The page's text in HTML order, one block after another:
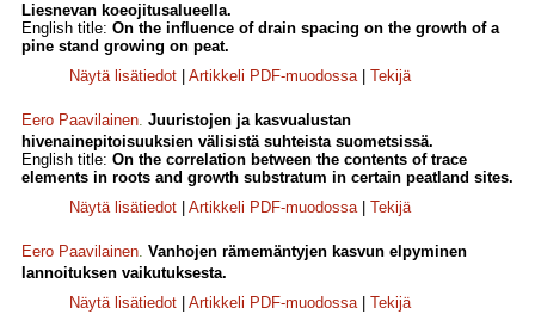
Liesnevan koeojitusalueella.
English title: On the influence of drain spacing on the growth of a
pine stand growing on peat.
Näytä lisätiedot
Artikkeli PDF-muodossa| Tekijä
Eero Paavilainen. Juuristojen ja kasvualustan
hivenainepitoisuuksien välisistä suhteista suometsissä.
English title: On the correlation between the contents of trace
elements in roots and growth substratum in certain peatland sites.
Näytä lisätiedot
Artikkeli PDF-muodossa| Tekijä
Eero Paavilainen. Vanhojen rämemäntyjen kasvun elpyminen
lannoituksen vaikutuksesta.
Näytä lisätiedot
Artikkeli PDF-muodossa| Tekijä